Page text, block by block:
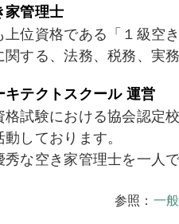
家管理士
位資格である「１級空
関する、法務、税務、実
キテクトスクール 運営
格試験における協会認定
しております。
秀な空き家管理士を一人
参照： 一